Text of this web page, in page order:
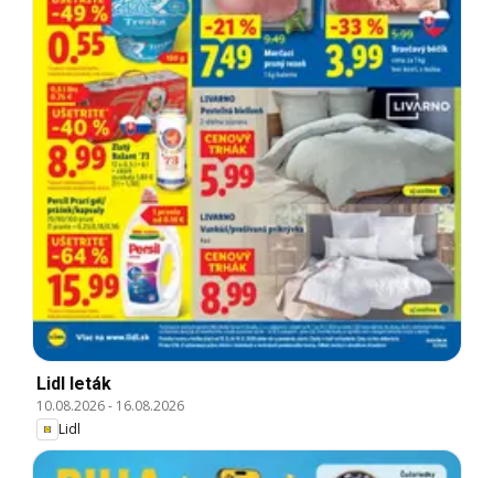
Lidl leták
10.08.2026- 16.08.2026
Lidl